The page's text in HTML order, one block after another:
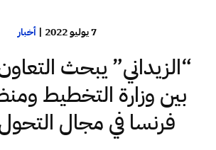
7 يوليو 2022 |أخبار
“الزيداني” يبحث
بين وزارة التخطيط
فرنسا في مجال